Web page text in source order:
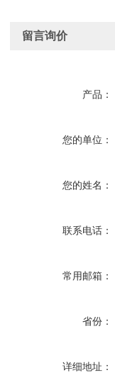
留言询价
产品：
您的单位：
您的姓名：
联系电话：
常用邮箱：
省份：
详细地址：